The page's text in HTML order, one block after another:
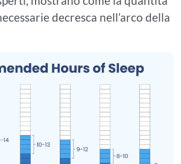
decresca nell’arco della